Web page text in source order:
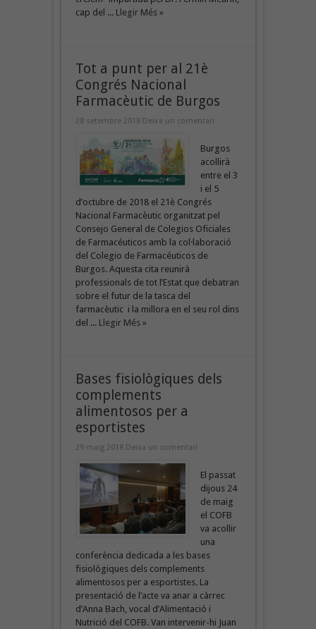
cap del ... Llegir Més »
Tot a punt per al 21è
Congrés Nacional
Farmacèutic de Burgos
28 setembre 2018 Deixa un comentari
Burgos
acollirà
entre el 3
i el 5
d’octubre de 2018 el 21è Congrés
Nacional Farmacèutic organitzat pel
Consejo General de Colegios Oficiales
de Farmacéuticos amb la col·laboració
del Colegio de Farmacéuticos de
Burgos. Aquesta cita reunirà
professionals de tot l’Estat que debatran
sobre el futur de la tasca del
farmacèutic i la millora en el seu rol dins
del ... Llegir Més »
Bases fisiològiques dels
complements
alimentosos per a
esportistes
29 maig 2018 Deixa un comentari
El passat
dijous 24
de maig
el COFB
va acollir
una
conferència dedicada a les bases
fisiològiques dels complements
alimentosos per a esportistes. La
presentació de l’acte va anar a càrrec
d’Anna Bach, vocal d’Alimentació i
Nutrició del COFB. Van intervenir-hi Juan